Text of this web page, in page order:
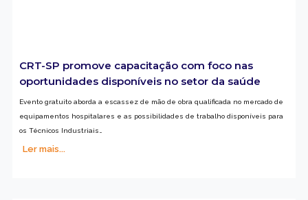
CRT-SP promove capacitação com foco nas
oportunidades disponíveis no setor da saúde
Evento gratuito aborda a escassez de mão de obra qualificada no mercado de
equipamentos hospitalares e as possibilidades de trabalho disponíveis para
os Técnicos Industriais…
Ler mais...